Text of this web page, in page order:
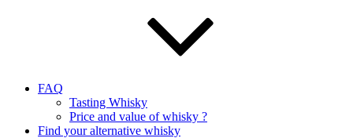
FAQ
Tasting Whisky
Price and value of whisky ?
Find your alternative whisky